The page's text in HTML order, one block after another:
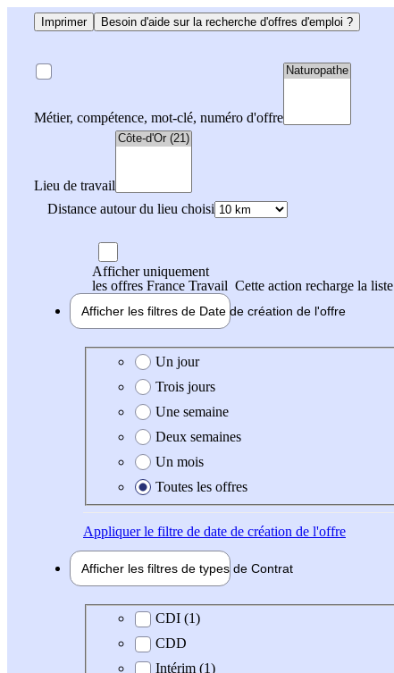
Imprimer Besoin d'aide sur la recherche d'offres d'emploi ?
Métier, compétence, mot-clé, numéro d'offre
Lieu de travail
Distance autour du lieu choisi
Afficher uniquement
les offres France Travail Cette action recharge la
Afficher les filtres de Date de création de l'offre
Date de création de l'offre
Un jour
Trois jours
Une semaine
Deux semaines
Un mois
Toutes les offres
Appliquerle filtre de date de création de l'offre
Afficher les filtres de types de Contrat
Type de contrat
CDI (1)
CDD
Intérim (1)